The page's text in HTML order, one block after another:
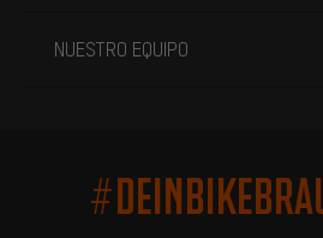
NUESTRO EQUIPO